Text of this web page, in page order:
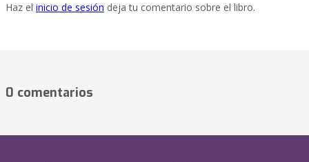
Haz el inicio de sesión deja tu comentario sobre el libro.
0 comentarios